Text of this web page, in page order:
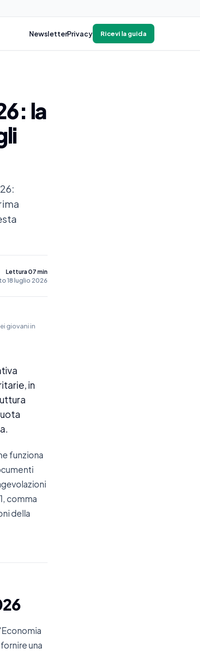
NewsletterPrivacy Ricevi la guida
la
Lettura 07 min
18 luglio 2026
giovani in
in
funziona
comma
della
una